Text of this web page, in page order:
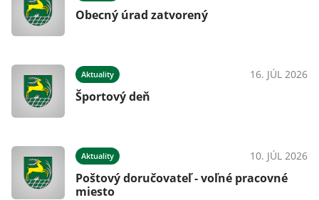
Obecný úrad zatvorený
Aktuality 16. JÚL 2026
Športový deň
Aktuality 10. JÚL 2026
Poštový doručovateľ - voľné pracovné
miesto